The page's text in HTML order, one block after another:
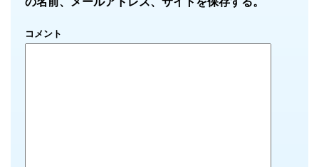
コメント